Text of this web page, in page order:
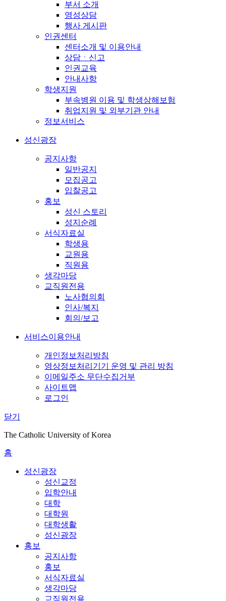
부서 소개
영성상담
행사 게시판
인권센터
센터소개 및 이용안내
상담ㆍ신고
인권교육
안내사항
학생지원
부속병원 이용 및 학생상해보험
취업지원 및 외부기관 안내
정보서비스
성신광장
공지사항
일반공지
모집공고
입찰공고
홍보
성신 스토리
성지순례
서식자료실
학생용
교원용
직원용
생각마당
교직원전용
노사협의회
인사/복지
회의/보고
서비스이용안내
개인정보처리방침
영상정보처리기기 운영 및 관리 방침
이메일주소 무단수집거부
사이트맵
로그인
닫기
The Catholic University of Korea
홈
성신광장
성신교정
입학안내
대학
대학원
대학생활
성신광장
홍보
공지사항
홍보
서식자료실
생각마당
교직원전용